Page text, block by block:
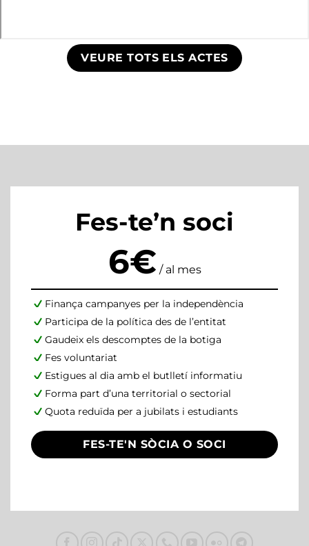
VEURE TOTS ELS ACTES
Fes-te’n soci
6€ / al mes
Finança campanyes per la independència
Participa de la política des de l’entitat
Gaudeix els descomptes de la botiga
Fes voluntariat
Estigues al dia amb el butlletí informatiu
Forma part d’una territorial o sectorial
Quota reduïda per a jubilats i estudiants
FES-TE'N SÒCIA O SOCI